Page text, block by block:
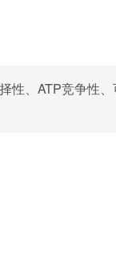
性、ATP竞争性